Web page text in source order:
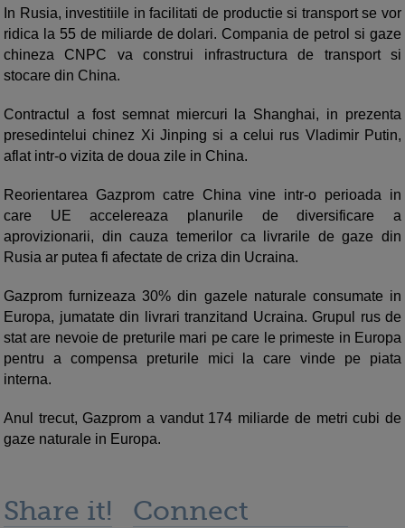
In Rusia, investitiile in facilitati de productie si transport se vor
ridica la 55 de miliarde de dolari. Compania de petrol si gaze
chineza CNPC va construi infrastructura de transport si
stocare din China.
Contractul a fost semnat miercuri la Shanghai, in prezenta
presedintelui chinez Xi Jinping si a celui rus Vladimir Putin,
aflat intr-o vizita de doua zile in China.
Reorientarea Gazprom catre China vine intr-o perioada in
care UE accelereaza planurile de diversificare a
aprovizionarii, din cauza temerilor ca livrarile de gaze din
Rusia ar putea fi afectate de criza din Ucraina.
Gazprom furnizeaza 30% din gazele naturale consumate in
Europa, jumatate din livrari tranzitand Ucraina. Grupul rus de
stat are nevoie de preturile mari pe care le primeste in Europa
pentru a compensa preturile mici la care vinde pe piata
interna.
Anul trecut, Gazprom a vandut 174 miliarde de metri cubi de
gaze naturale in Europa.
Share it! Connect